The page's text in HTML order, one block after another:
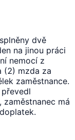
dvě
na jinou práci
nemocí z
(2) mzda za
zaměstnance.
má